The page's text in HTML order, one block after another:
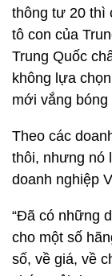
thông tư 20 thì
tô con của
Trung Quốc
không lựa
mới vắng bóng
Theo các
thôi, nhưng nó
doanh nghiệp
“Đã có những
cho một số
số, về giá, về